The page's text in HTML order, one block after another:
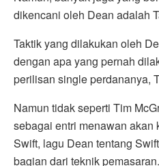
dikencani oleh Dean adalah
Taktik yang dilakukan oleh
dengan apa yang pernah
perilisan single perdananya,
Namun tidak seperti Tim
sebagai entri menawan
Swift, lagu Dean tentang
bagian dari teknik